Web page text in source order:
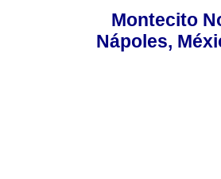
Montecito
Nápoles,